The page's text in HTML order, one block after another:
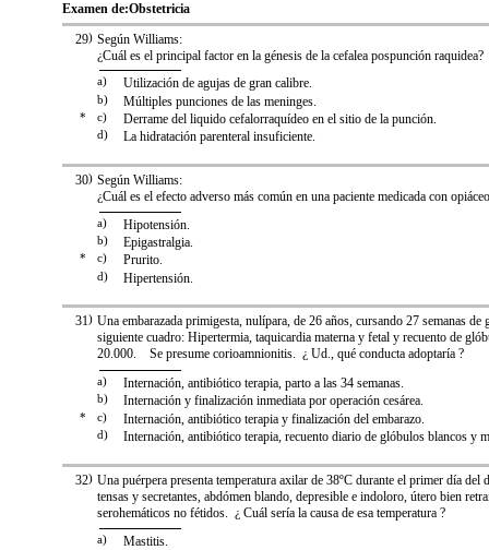
Examen de:Obstetricia
)
29 Según Williams:
¿Cuál es el principal factor en la génesis de la cefalea pospunción raquidea?
a) Utilización de agujas de gran calibre.
b) Múltiples punciones de las meninges.
* c) Derrame del liquido cefalorraquídeo en el sitio de la punción.
d) La hidratación parenteral insuficiente.
)
30 Según Williams:
¿Cuál es el efecto adverso más común en una paciente medicada con
a) Hipotensión.
b) Epigastralgia.
* c) Prurito.
d) Hipertensión.
)
31 Una embarazada primigesta, nulípara, de 26 años, cursando 27 semanas de
siguiente cuadro: Hipertermia, taquicardia materna y fetal y recuento de
20.000. Se presume corioamnionitis. ¿ Ud., qué conducta adoptaría ?
a) Internación, antibiótico terapia, parto a las 34 semanas.
b) Internación y finalización inmediata por operación cesárea.
* c) Internación, antibiótico terapia y finalización del embarazo.
d) Internación, antibiótico terapia, recuento diario de glóbulos blancos y
)
32 Una puérpera presenta temperatura axilar de 38ºC durante el primer día del
tensas y secretantes, abdómen blando, depresible e indoloro, útero bien
serohemáticos no fétidos. ¿ Cuál sería la causa de esa temperatura ?
a) Mastitis.